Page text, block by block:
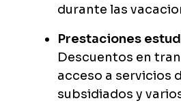
durante las
Prestaciones
Descuentos en
acceso a servicios
subsidiados y